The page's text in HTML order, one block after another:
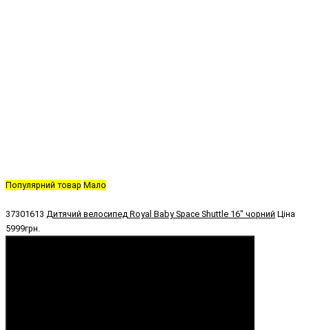
Популярний товар Мало
37301613 Дитячий велосипед Royal Baby Space Shuttle 16" чорний Ціна
5999грн.